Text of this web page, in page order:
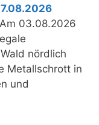
03.08.2026
nördlich
Metallschrott in
und